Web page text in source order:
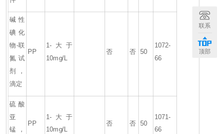
碱性
碘化
物-联
氮试
剂，
滴定
PP
1-大于
10mg/L
否 否 50
1072-
66
硫酸
亚
锰，
PP
1-大于
10mg/L
否 否 50
1071-
66
联系
顶部